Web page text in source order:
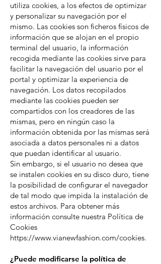
utiliza cookies, a los efectos de optimizar
y personalizar su navegación por el
mismo. Las cookies son ficheros físicos de
información que se alojan en el propio
terminal del usuario, la información
recogida mediante las cookies sirve para
facilitar la navegación del usuario por el
portal y optimizar la experiencia de
navegación. Los datos recopilados
mediante las cookies pueden ser
compartidos con los creadores de las
mismas, pero en ningún caso la
información obtenida por las mismas será
asociada a datos personales ni a datos
que puedan identificar al usuario.
Sin embargo, si el usuario no desea que
se instalen cookies en su disco duro, tiene
la posibilidad de configurar el navegador
de tal modo que impida la instalación de
estos archivos. Para obtener más
información consulte nuestra Política de
Cookies
https://www.vianewfashion.com/cookies.
¿Puede modificarse la política de